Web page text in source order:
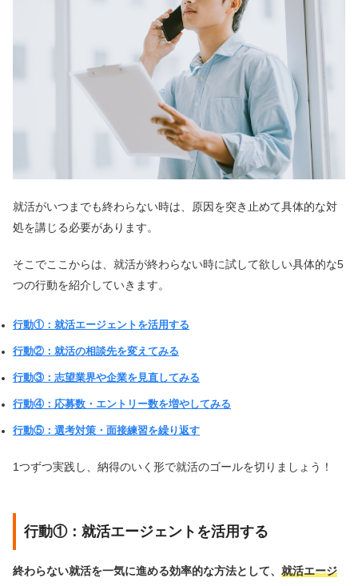
就活がいつまでも終わらない時は、原因を突き止めて具体的な対
処を講じる必要があります。
そこでここからは、就活が終わらない時に試して欲しい具体的な5
つの行動を紹介していきます。
行動①：就活エージェントを活用する
行動②：就活の相談先を変えてみる
行動③：志望業界や企業を見直してみる
行動④：応募数・エントリー数を増やしてみる
行動⑤：選考対策・面接練習を繰り返す
1つずつ実践し、納得のいく形で就活のゴールを切りましょう！
行動①：就活エージェントを活用する
終わらない就活を一気に進める効率的な方法として、 就活エージ